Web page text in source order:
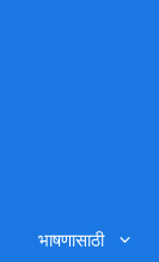
भाषणासाठी